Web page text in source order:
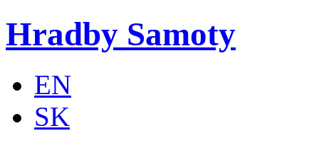
Skip to main content
Hradby Samoty
EN
SK